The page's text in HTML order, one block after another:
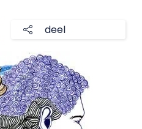
deel